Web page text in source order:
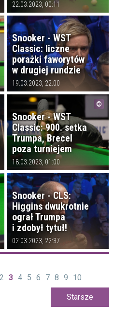
22.03.2023, 00:11
Snooker - WST
Classic: liczne
porażki faworytów
w drugiej rundzie
19.03.2023, 22:00
Snooker - WST
Classic: 900. setka
Trumpa, Brecel
poza turniejem
18.03.2023, 01:00
Snooker - CLS:
Higgins dwukrotnie
ograł Trumpa
i zdobył tytuł!
02.03.2023, 22:37
2 3 4 5 6 7 8 9 10
Starsze